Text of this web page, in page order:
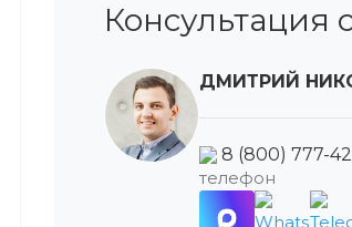
Консультация
ДМИТРИЙ
8 (800) 777-